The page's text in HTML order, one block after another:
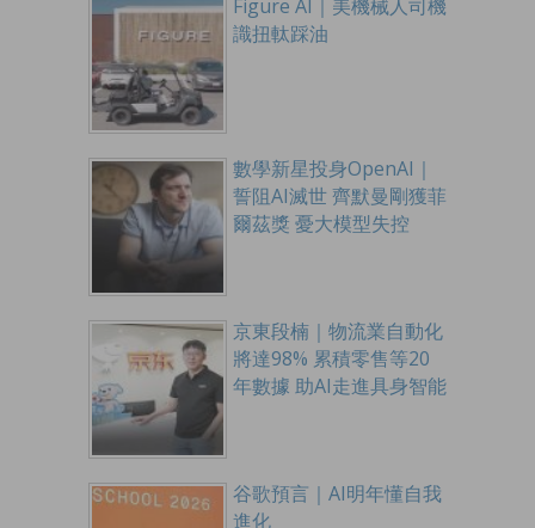
Figure AI｜美機械人司機
識扭軚踩油
數學新星投身OpenAI｜
誓阻AI滅世 齊默曼剛獲菲
爾茲獎 憂大模型失控
京東段楠｜物流業自動化
將達98% 累積零售等20
年數據 助AI走進具身智能
谷歌預言｜AI明年懂自我
進化